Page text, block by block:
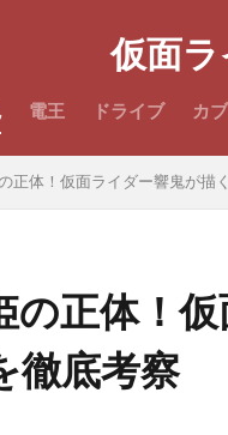
仮面
電王 ドライブ カ
正体！仮面ライダー響鬼が描
の正体！
徹底考察